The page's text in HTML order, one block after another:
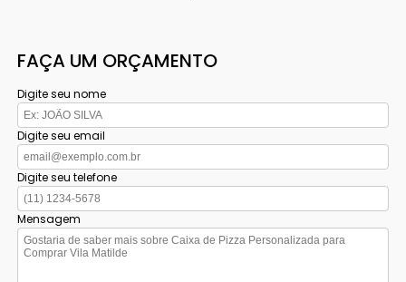
FAÇA UM ORÇAMENTO
Digite seu nome
Digite seu email
Digite seu telefone
Mensagem